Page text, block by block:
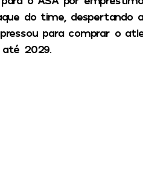
do time, despertando
para comprar o
até 2029.